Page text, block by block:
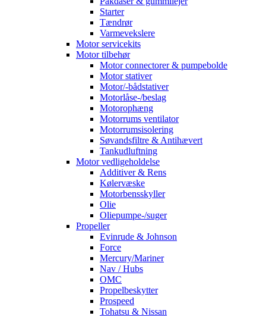
Starter
Tændrør
Varmevekslere
Motor servicekits
Motor tilbehør
Motor connectorer & pumpebolde
Motor stativer
Motor/-bådstativer
Motorlåse-/beslag
Motorophæng
Motorrums ventilator
Motorrumsisolering
Søvandsfiltre & Antihævert
Tankudluftning
Motor vedligeholdelse
Additiver & Rens
Kølervæske
Motorbensskyller
Olie
Oliepumpe-/suger
Propeller
Evinrude & Johnson
Force
Mercury/Mariner
Nav / Hubs
OMC
Propelbeskytter
Prospeed
Tohatsu & Nissan